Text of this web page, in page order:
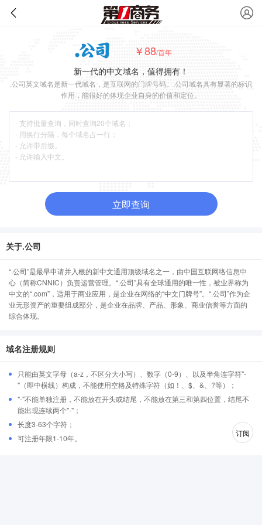
￥88/首年
新一代的中文域名，值得拥有！
.公司英文域名是新一代域名，是互联网的门牌号码。.公司域名具有显著的标识
作用，能很好的体现企业自身的价值和定位。
立即查询
关于.公司
“.公司”是最早申请并入根的新中文通用顶级域名之一，由中国互联网络信息中
心（简称CNNIC）负责运营管理。“.公司”具有全球通用的唯一性，被业界称为
中文的“.com”，适用于商业应用，是企业在网络的“中文门牌号”。“.公司”作为企
业无形资产的重要组成部分，是企业在品牌、产品、形象、商业信誉等方面的
综合体现。
域名注册规则
只能由英文字母（a-z，不区分大小写）、数字（0-9）、以及半角连字符"-
"（即中横线）构成，不能使用空格及特殊字符（如！、$、&、?等）；
"-"不能单独注册，不能放在开头或结尾，不能放在第三和第四位置，结尾不
能出现连续两个"-"；
长度3-63个字符；
可注册年限1-10年。
订阅